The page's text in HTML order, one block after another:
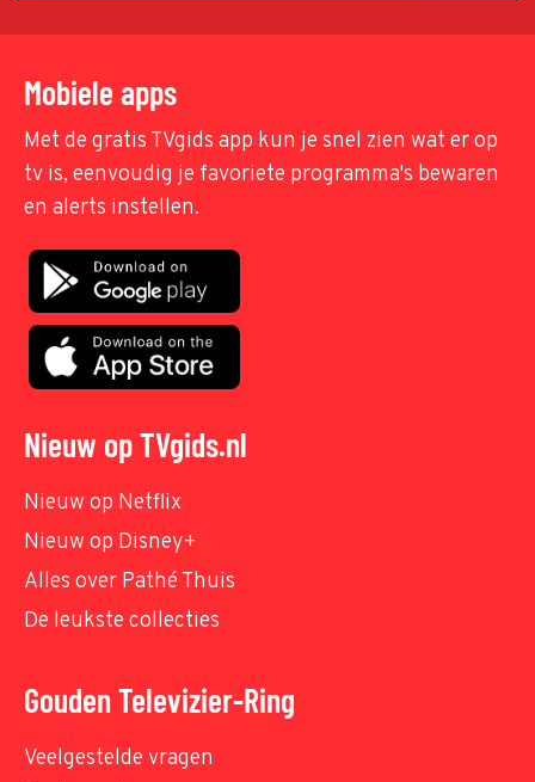
Mobiele apps
Met de gratis TVgids app kun je snel zien wat er op
tv is, eenvoudig je favoriete programma's bewaren
en alerts instellen.
Nieuw op TVgids.nl
Nieuw op Netflix
Nieuw op Disney+
Alles over Pathé Thuis
De leukste collecties
Gouden Televizier-Ring
Veelgestelde vragen